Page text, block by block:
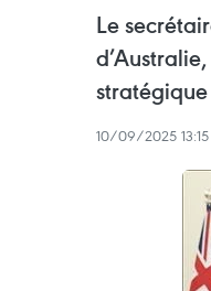
Le
10/09/2025 13:15